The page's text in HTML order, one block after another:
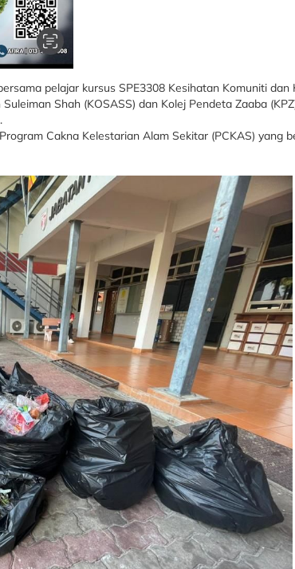
pelajar kursus SPE3308 Kesihatan Komuniti
Shah (KOSASS) dan Kolej Pendeta Zaaba
Cakna Kelestarian Alam Sekitar (PCKAS) yang